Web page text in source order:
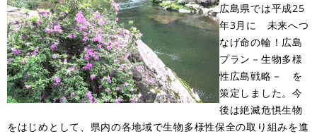
広島県では平成25
年3月に 未来へつ
なげ命の輪！広島
プラン－生物多様
性広島戦略－ を
策定しました。今
後は絶滅危惧生物
をはじめとして、県内の各地域で生物多様性保全の取り組みを進